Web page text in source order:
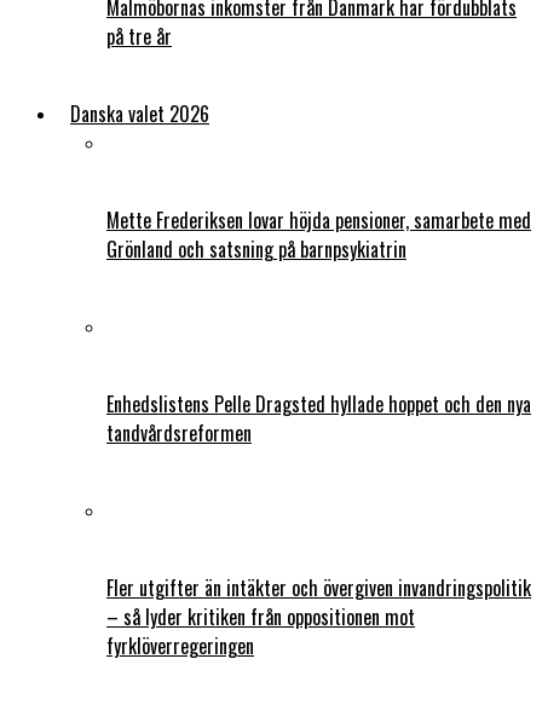
Malmöbornas inkomster från Danmark har fördubblats
på tre år
Danska valet 2026
Mette Frederiksen lovar höjda pensioner, samarbete med
Grönland och satsning på barnpsykiatrin
Enhedslistens Pelle Dragsted hyllade hoppet och den nya
tandvårdsreformen
Fler utgifter än intäkter och övergiven invandringspolitik
– så lyder kritiken från oppositionen mot
fyrklöverregeringen